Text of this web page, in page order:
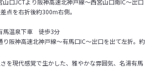
口JCTより阪神高速北神戸線～西宮山口南IC～出口
点を右折後約300m右側。
馬温泉下車 徒歩3分
阪神高速北神戸線～有馬口IC～出口を出て左折。約
を現代感覚で生かした、雅やかな雰囲気、名湯有馬